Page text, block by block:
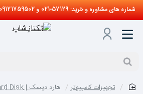
شماره های مشاوره و خرید: 57129-021 و 09121759502
تجهیزات کامپیوتر هارد دیسک | Hard Disk